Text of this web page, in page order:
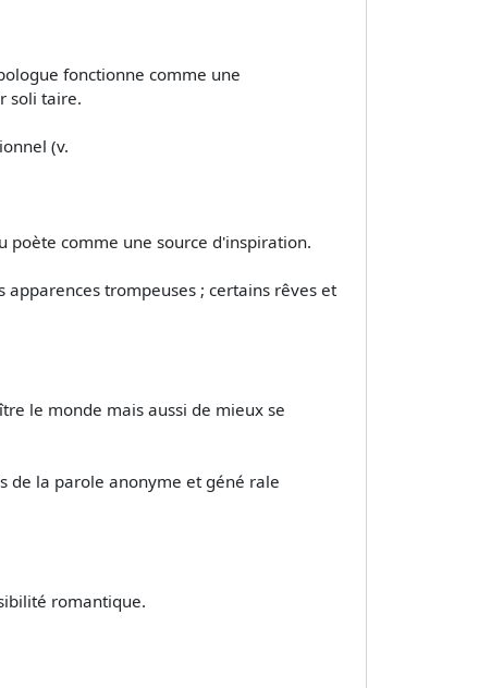
fonctionne comme une
soli­ taire.
(v.
poète comme une source d'inspiration.
trompeuses ; certains rêves et
le monde mais aussi de mieux se
de la parole anonyme et géné­ rale
romantique.